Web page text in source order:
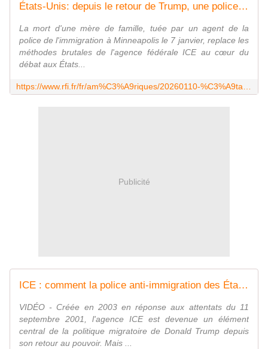
États-Unis: depuis le retour de Trump, une police de l'immigration aux méthodes de plus en plus violentes
La mort d'une mère de famille, tuée par un agent de la
police de l'immigration à Minneapolis le 7 janvier, replace les
méthodes brutales de l'agence fédérale ICE au cœur du
débat aux États...
Publicité
ICE : comment la police anti-immigration des États-Unis est devenue toute puissante sous Donald Trump
VIDÉO - Créée en 2003 en réponse aux attentats du 11
septembre 2001, l'agence ICE est devenue un élément
central de la politique migratoire de Donald Trump depuis
son retour au pouvoir. Mais ...